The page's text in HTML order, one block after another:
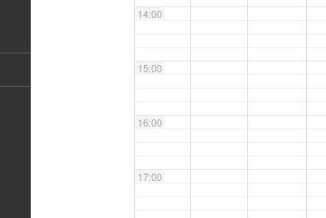
14:00
15:00
16:00
17:00